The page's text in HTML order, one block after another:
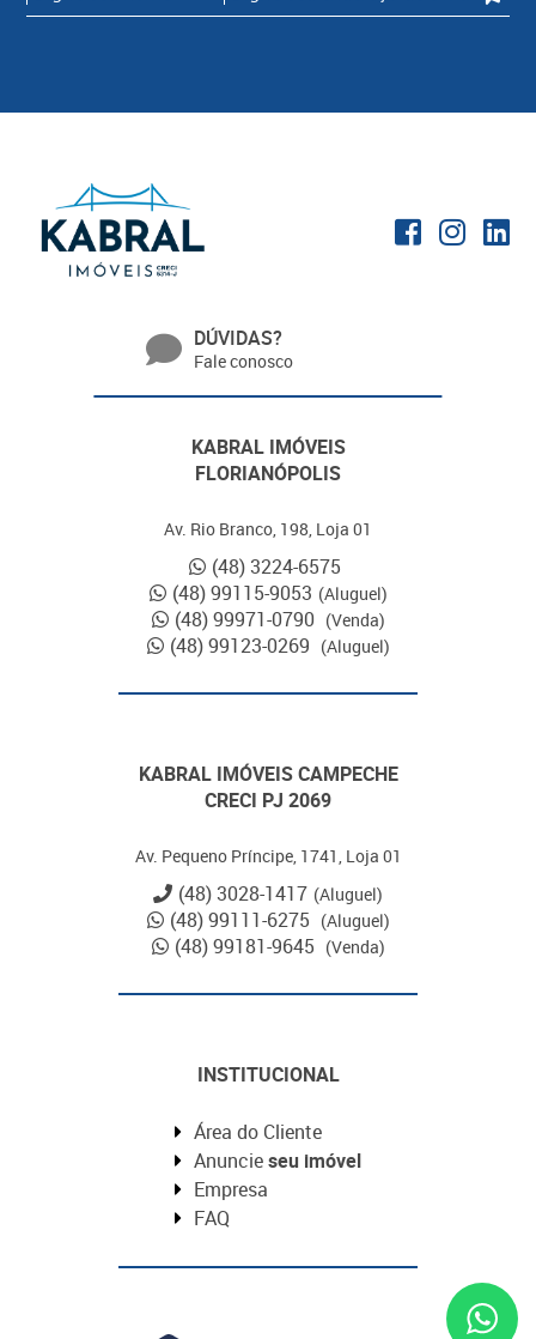
DÚVIDAS?
Fale conosco
KABRAL IMÓVEIS
FLORIANÓPOLIS
Av. Rio Branco, 198, Loja 01
(48) 3224-6575
(48) 99115-9053 (Aluguel)
(48) 99971-0790 (Venda)
(48) 99123-0269 (Aluguel)
KABRAL IMÓVEIS CAMPECHE
CRECI PJ 2069
Av. Pequeno Príncipe, 1741, Loja 01
(48) 3028-1417 (Aluguel)
(48) 99111-6275 (Aluguel)
(48) 99181-9645 (Venda)
INSTITUCIONAL
Área do Cliente
Anuncieseu imóvel
Empresa
FAQ